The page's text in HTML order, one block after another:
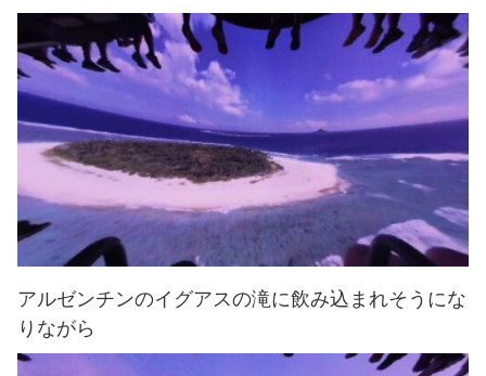
アルゼンチンのイグアスの滝に飲み込まれそうにな
りながら